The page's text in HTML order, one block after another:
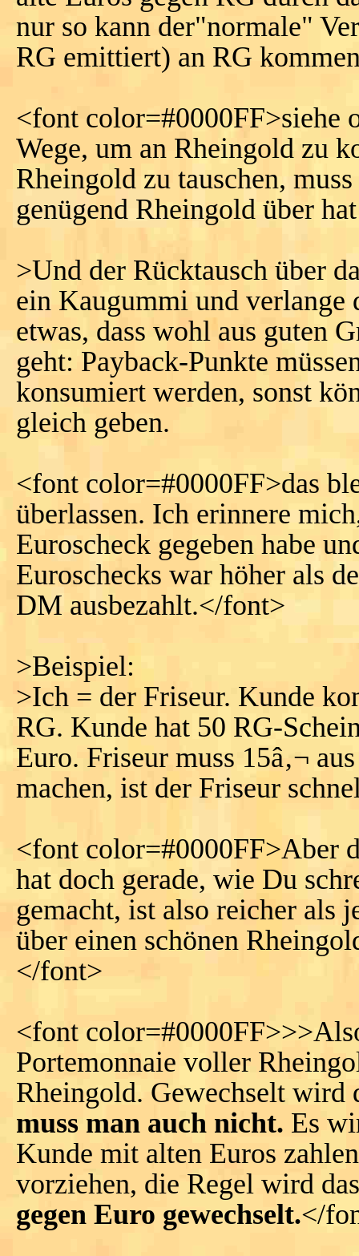
nur so kann der"normale"
RG emittiert) an RG
<font color=#0000FF>siehe
Wege, um an Rheingold zu
Rheingold zu tauschen,
genügend Rheingold über
>Und der Rücktausch über
ein Kaugummi und verlange
etwas, dass wohl aus guten
geht: Payback-Punkte
konsumiert werden, sonst
gleich geben.
<font color=#0000FF>das
überlassen. Ich erinnere
Euroscheck gegeben habe
Euroschecks war höher als
DM ausbezahlt.</font>
>Beispiel:
>Ich = der Friseur. Kunde
RG. Kunde hat 50 RG-
Euro. Friseur muss 15â‚¬
machen, ist der Friseur
<font color=#0000FF>Aber
hat doch gerade, wie Du
gemacht, ist also reicher als
über einen schönen
</font>
<font
Portemonnaie voller
Rheingold. Gewechselt
muss man auch nicht. Es
Kunde mit alten Euros
vorziehen, die Regel wird
gegen Euro gewechselt.</